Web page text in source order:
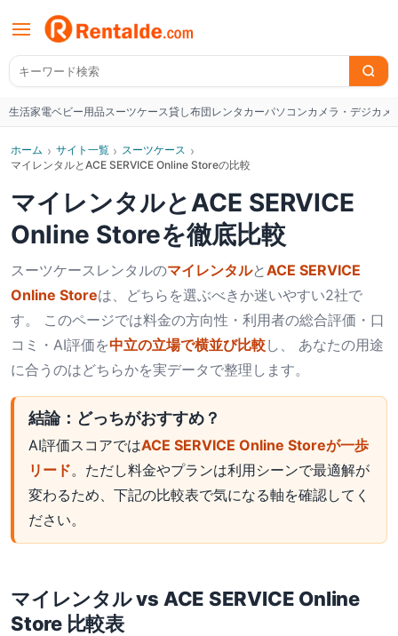
生活家電ベビー用品スーツケース貸し布団レンタカーパソコンカメラ・デジカメ
ホーム › サイト一覧 › スーツケース ›
マイレンタルとACE SERVICE Online Storeの比較
マイレンタルとACE SERVICE
Online Storeを徹底比較
スーツケース レンタルのマイレンタルとACE SERVICE
Online Storeは、どちらを選ぶべきか迷いやすい2社で
す。 このページでは料金の方向性・利用者の総合評価・口
コミ・AI評価を中立の立場で横並び比較し、 あなたの用途
に合うのはどちらかを実データで整理します。
結論：どっちがおすすめ？
AI評価スコアではACE SERVICE Online Storeが一歩
リード。ただし料金やプランは利用シーンで最適解が
変わるため、下記の比較表で気になる軸を確認してく
ださい。
マイレンタルvs ACE SERVICE Online
Store比較表